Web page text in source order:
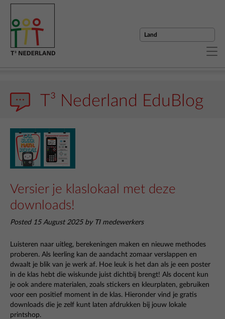
T³ Nederland EduBlog
Versier je klaslokaal met deze
downloads!
Posted 15 August 2025 by TI medewerkers
Luisteren naar uitleg, berekeningen maken en nieuwe methodes
proberen. Als leerling kan de aandacht zomaar verslappen en
dwaalt je blik van je werk af. Hoe leuk is het dan als je een poster
in de klas hebt die wiskunde juist dichtbij brengt! Als docent kun
je ook andere materialen, zoals stickers en kleurplaten, gebruiken
voor een positief moment in de klas. Hieronder vind je gratis
downloads die je zelf kunt laten afdrukken bij jouw lokale
printshop.